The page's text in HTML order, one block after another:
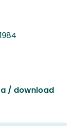
/ download